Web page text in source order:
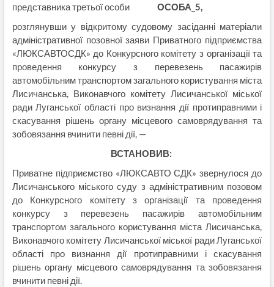
представника третьої особиОСОБА_5,
розглянувши у відкритому судовому засіданні матеріали
адміністративної позовної заяви Приватного підприємства
«ЛЮКСАВТОСДК» до Конкурсного комітету з організації та
проведення конкурсу з перевезень пасажирів
автомобільним транспортом загального користування міста
Лисичанська, Виконавчого комітету Лисичанської міської
ради Луганської області про визнання дії протиправними і
скасування рішень органу місцевого самоврядування та
зобовязання вчинити певні дії, —
ВСТАНОВИВ:
Приватне підприємство «ЛЮКСАВТО СДК» звернулося до
Лисичанського міського суду з адміністративним позовом
до Конкурсного комітету з організації та проведення
конкурсу з перевезень пасажирів автомобільним
транспортом загального користування міста Лисичанська,
Виконавчого комітету Лисичанської міської ради Луганської
області про визнання дії протиправними і скасування
рішень органу місцевого самоврядування та зобовязання
вчинити певні дії.